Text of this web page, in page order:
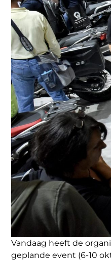
Vandaag heeft de
geplande event (6-10